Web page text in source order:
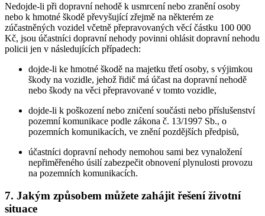
Nedojde-li při dopravní nehodě k usmrcení nebo zranění osoby
nebo k hmotné škodě převyšující zřejmě na některém ze
zúčastněných vozidel včetně přepravovaných věcí částku 100 000
Kč, jsou účastníci dopravní nehody povinni ohlásit dopravní nehodu
policii jen v následujících případech:
dojde-li ke hmotné škodě na majetku třetí osoby, s výjimkou
škody na vozidle, jehož řidič má účast na dopravní nehodě
nebo škody na věci přepravované v tomto vozidle,
dojde-li k poškození nebo zničení součásti nebo příslušenství
pozemní komunikace podle zákona č. 13/1997 Sb., o
pozemních komunikacích, ve znění pozdějších předpisů,
účastníci dopravní nehody nemohou sami bez vynaložení
nepřiměřeného úsilí zabezpečit obnovení plynulosti provozu
na pozemních komunikacích.
7. Jakým způsobem můžete zahájit řešení životní
situace